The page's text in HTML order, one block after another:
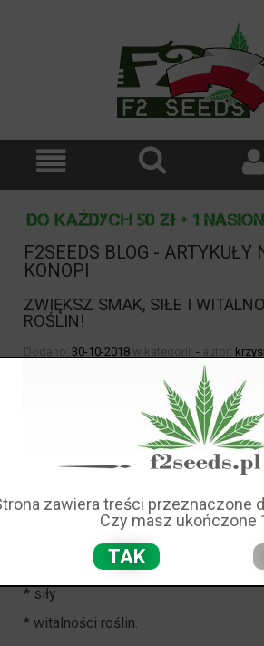
F2SEEDS BLOG - ARTYKUŁY
KONOPI
ZWIĘKSZ SMAK, SIŁE I
ROŚLIN!
Dodano: 30-10-2018 w kategorii: - autor:
* zwiększenia smaku
* siły
* witalności roślin.
zawiera treści przeznaczone
Czy masz ukończone
TAK